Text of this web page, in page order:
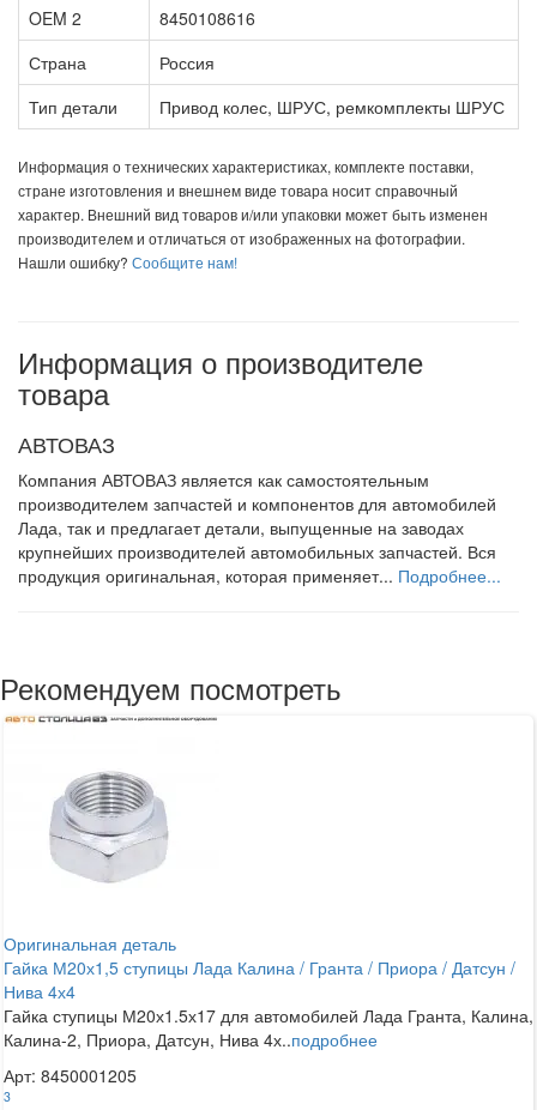
OEM 2
8450108616
Страна
Россия
Тип детали
Привод колес, ШРУС, ремкомплекты ШРУС
Информация о технических характеристиках, комплекте поставки,
стране изготовления и внешнем виде товара носит справочный
характер. Внешний вид товаров и/или упаковки может быть изменен
производителем и отличаться от изображенных на фотографии.
Нашли ошибку? Сообщите нам!
Информация о производителе
товара
АВТОВАЗ
Компания АВТОВАЗ является как самостоятельным
производителем запчастей и компонентов для автомобилей
Лада, так и предлагает детали, выпущенные на заводах
крупнейших производителей автомобильных запчастей. Вся
продукция оригинальная, которая применяет... Подробнее...
Рекомендуем посмотреть
Оригинальная деталь
Гайка М20х1,5 ступицы Лада Калина / Гранта / Приора / Датсун /
Нива 4х4
Гайка ступицы М20х1.5х17 для автомобилей Лада Гранта, Калина,
Калина-2, Приора, Датсун, Нива 4х..подробнее
Арт: 8450001205
3